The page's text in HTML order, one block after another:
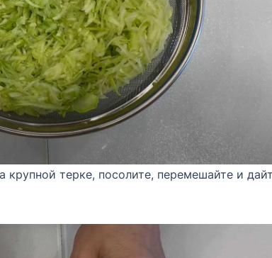
крупной терке, посолите, перемешайте и